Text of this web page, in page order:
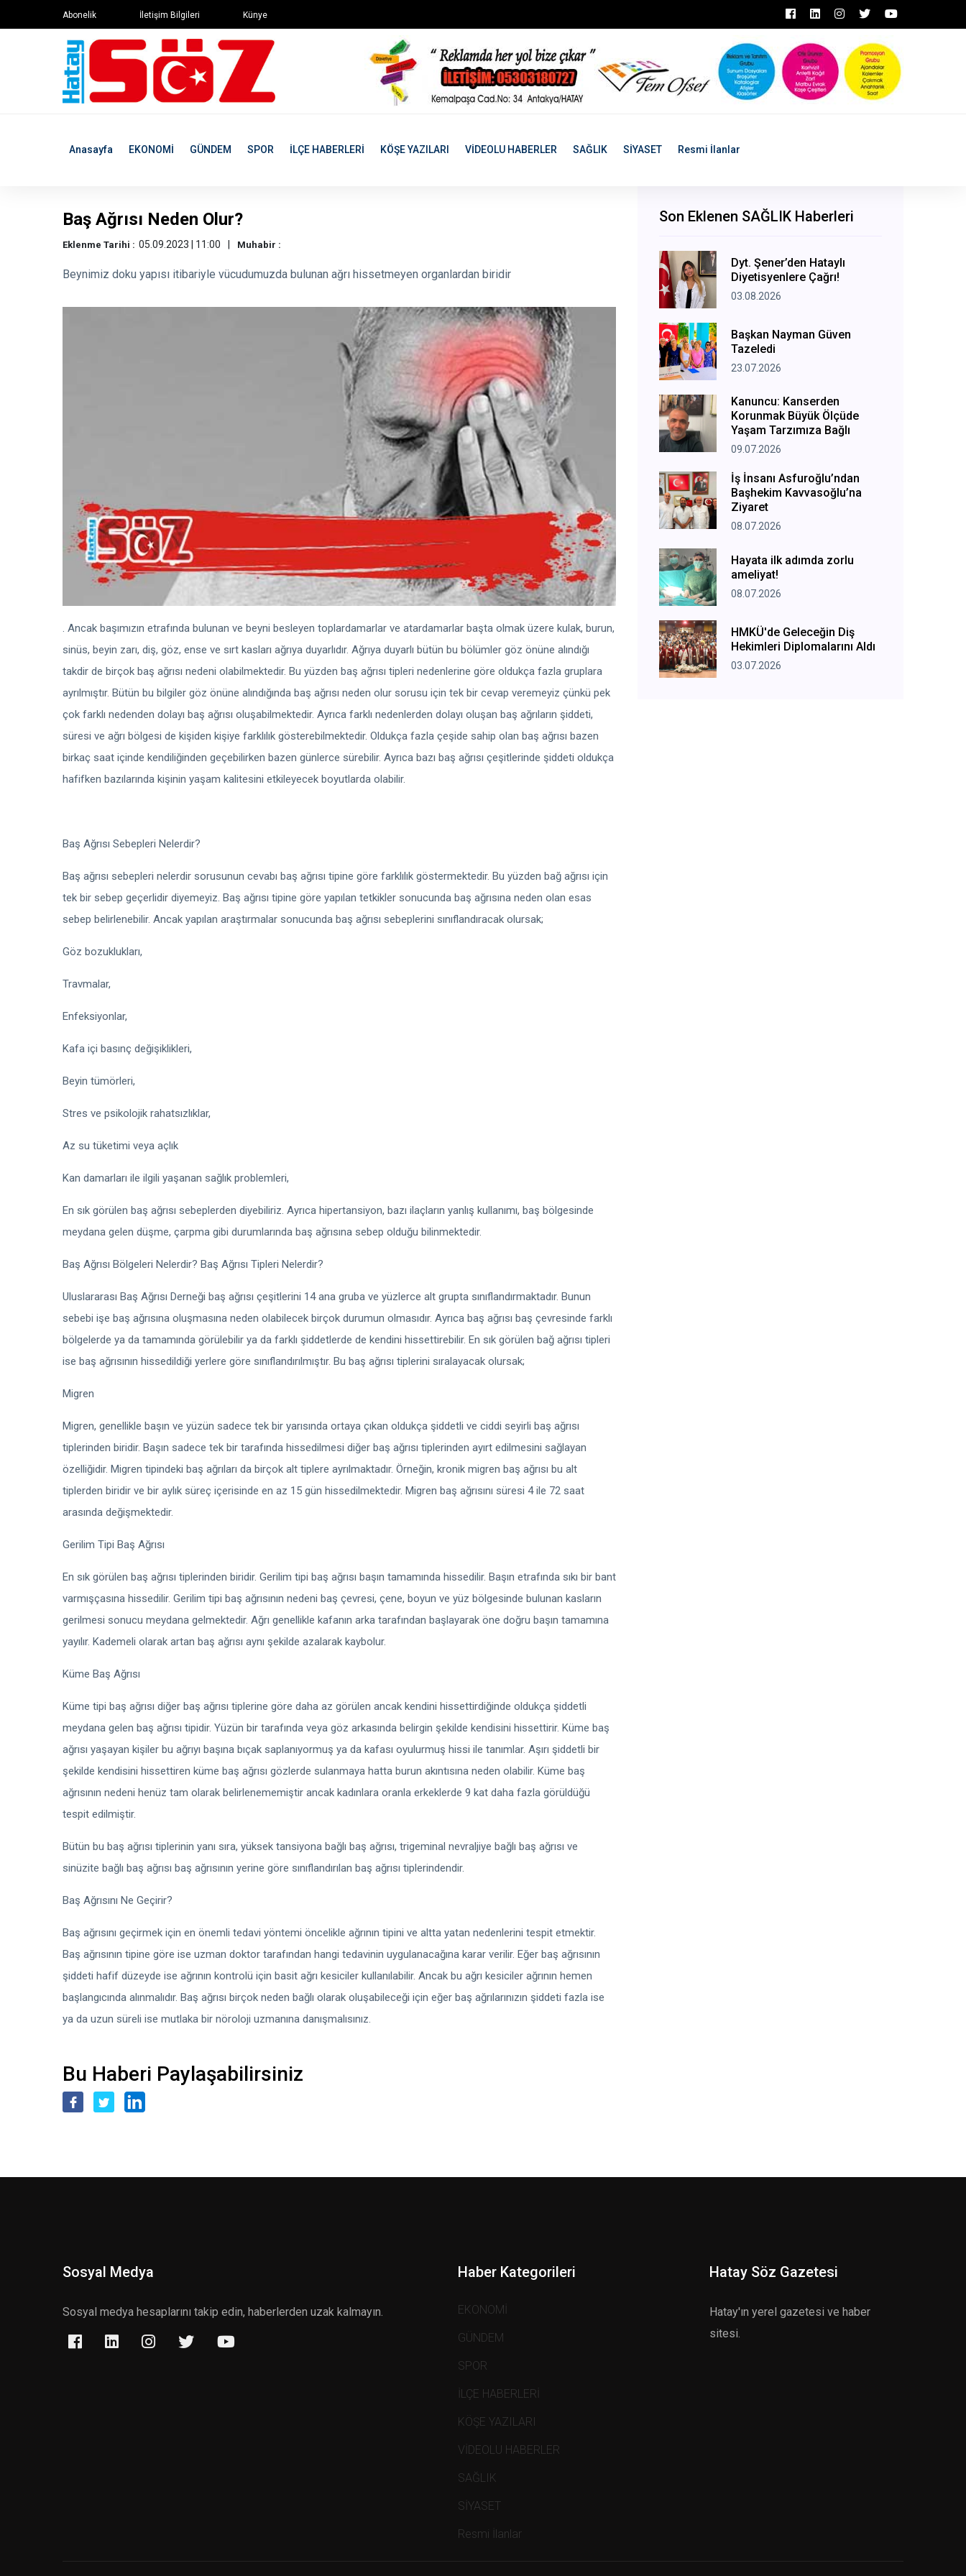
Abonelik İletişim Bilgileri Künye
Anasayfa EKONOMİ GÜNDEM SPOR İLÇE HABERLERİ KÖŞE YAZILARI VİDEOLU HABERLER SAĞLIK SİYASET Resmi İlanlar
Baş Ağrısı Neden Olur?
Eklenme Tarihi : 05.09.2023 | 11:00 Muhabir :
Beynimiz doku yapısı itibariyle vücudumuzda bulunan ağrı hissetmeyen organlardan biridir
. Ancak başımızın etrafında bulunan ve beyni besleyen toplardamarlar ve atardamarlar başta olmak üzere kulak, burun,
sinüs, beyin zarı, diş, göz, ense ve sırt kasları ağrıya duyarlıdır. Ağrıya duyarlı bütün bu bölümler göz önüne alındığı
takdir de birçok baş ağrısı nedeni olabilmektedir. Bu yüzden baş ağrısı tipleri nedenlerine göre oldukça fazla gruplara
ayrılmıştır. Bütün bu bilgiler göz önüne alındığında baş ağrısı neden olur sorusu için tek bir cevap veremeyiz çünkü pek
çok farklı nedenden dolayı baş ağrısı oluşabilmektedir. Ayrıca farklı nedenlerden dolayı oluşan baş ağrıların şiddeti,
süresi ve ağrı bölgesi de kişiden kişiye farklılık gösterebilmektedir. Oldukça fazla çeşide sahip olan baş ağrısı bazen
birkaç saat içinde kendiliğinden geçebilirken bazen günlerce sürebilir. Ayrıca bazı baş ağrısı çeşitlerinde şiddeti oldukça
hafifken bazılarında kişinin yaşam kalitesini etkileyecek boyutlarda olabilir.
Baş Ağrısı Sebepleri Nelerdir?
Baş ağrısı sebepleri nelerdir sorusunun cevabı baş ağrısı tipine göre farklılık göstermektedir. Bu yüzden bağ ağrısı için
tek bir sebep geçerlidir diyemeyiz. Baş ağrısı tipine göre yapılan tetkikler sonucunda baş ağrısına neden olan esas
sebep belirlenebilir. Ancak yapılan araştırmalar sonucunda baş ağrısı sebeplerini sınıflandıracak olursak;
Göz bozuklukları,
Travmalar,
Enfeksiyonlar,
Kafa içi basınç değişiklikleri,
Beyin tümörleri,
Stres ve psikolojik rahatsızlıklar,
Az su tüketimi veya açlık
Kan damarları ile ilgili yaşanan sağlık problemleri,
En sık görülen baş ağrısı sebeplerden diyebiliriz. Ayrıca hipertansiyon, bazı ilaçların yanlış kullanımı, baş bölgesinde
meydana gelen düşme, çarpma gibi durumlarında baş ağrısına sebep olduğu bilinmektedir.
Baş Ağrısı Bölgeleri Nelerdir? Baş Ağrısı Tipleri Nelerdir?
Uluslararası Baş Ağrısı Derneği baş ağrısı çeşitlerini 14 ana gruba ve yüzlerce alt grupta sınıflandırmaktadır. Bunun
sebebi işe baş ağrısına oluşmasına neden olabilecek birçok durumun olmasıdır. Ayrıca baş ağrısı baş çevresinde farklı
bölgelerde ya da tamamında görülebilir ya da farklı şiddetlerde de kendini hissettirebilir. En sık görülen bağ ağrısı tipleri
ise baş ağrısının hissedildiği yerlere göre sınıflandırılmıştır. Bu baş ağrısı tiplerini sıralayacak olursak;
Migren
Migren, genellikle başın ve yüzün sadece tek bir yarısında ortaya çıkan oldukça şiddetli ve ciddi seyirli baş ağrısı
tiplerinden biridir. Başın sadece tek bir tarafında hissedilmesi diğer baş ağrısı tiplerinden ayırt edilmesini sağlayan
özelliğidir. Migren tipindeki baş ağrıları da birçok alt tiplere ayrılmaktadır. Örneğin, kronik migren baş ağrısı bu alt
tiplerden biridir ve bir aylık süreç içerisinde en az 15 gün hissedilmektedir. Migren baş ağrısını süresi 4 ile 72 saat
arasında değişmektedir.
Gerilim Tipi Baş Ağrısı
En sık görülen baş ağrısı tiplerinden biridir. Gerilim tipi baş ağrısı başın tamamında hissedilir. Başın etrafında sıkı bir bant
varmışçasına hissedilir. Gerilim tipi baş ağrısının nedeni baş çevresi, çene, boyun ve yüz bölgesinde bulunan kasların
gerilmesi sonucu meydana gelmektedir. Ağrı genellikle kafanın arka tarafından başlayarak öne doğru başın tamamına
yayılır. Kademeli olarak artan baş ağrısı aynı şekilde azalarak kaybolur.
Küme Baş Ağrısı
Küme tipi baş ağrısı diğer baş ağrısı tiplerine göre daha az görülen ancak kendini hissettirdiğinde oldukça şiddetli
meydana gelen baş ağrısı tipidir. Yüzün bir tarafında veya göz arkasında belirgin şekilde kendisini hissettirir. Küme baş
ağrısı yaşayan kişiler bu ağrıyı başına bıçak saplanıyormuş ya da kafası oyulurmuş hissi ile tanımlar. Aşırı şiddetli bir
şekilde kendisini hissettiren küme baş ağrısı gözlerde sulanmaya hatta burun akıntısına neden olabilir. Küme baş
ağrısının nedeni henüz tam olarak belirlenememiştir ancak kadınlara oranla erkeklerde 9 kat daha fazla görüldüğü
tespit edilmiştir.
Bütün bu baş ağrısı tiplerinin yanı sıra, yüksek tansiyona bağlı baş ağrısı, trigeminal nevraljiye bağlı baş ağrısı ve
sinüzite bağlı baş ağrısı baş ağrısının yerine göre sınıflandırılan baş ağrısı tiplerindendir.
Baş Ağrısını Ne Geçirir?
Baş ağrısını geçirmek için en önemli tedavi yöntemi öncelikle ağrının tipini ve altta yatan nedenlerini tespit etmektir.
Baş ağrısının tipine göre ise uzman doktor tarafından hangi tedavinin uygulanacağına karar verilir. Eğer baş ağrısının
şiddeti hafif düzeyde ise ağrının kontrolü için basit ağrı kesiciler kullanılabilir. Ancak bu ağrı kesiciler ağrının hemen
başlangıcında alınmalıdır. Baş ağrısı birçok neden bağlı olarak oluşabileceği için eğer baş ağrılarınızın şiddeti fazla ise
ya da uzun süreli ise mutlaka bir nöroloji uzmanına danışmalısınız.
Bu Haberi Paylaşabilirsiniz
Son Eklenen SAĞLIK Haberleri
Dyt. Şener’den Hataylı
Diyetisyenlere Çağrı!
03.08.2026
Başkan Nayman Güven
Tazeledi
23.07.2026
Kanuncu: Kanserden
Korunmak Büyük Ölçüde
Yaşam Tarzımıza Bağlı
09.07.2026
İş İnsanı Asfuroğlu’ndan
Başhekim Kavvasoğlu’na
Ziyaret
08.07.2026
Hayata ilk adımda zorlu
ameliyat!
08.07.2026
HMKÜ'de Geleceğin Diş
Hekimleri Diplomalarını Aldı
03.07.2026
Sosyal Medya
Sosyal medya hesaplarını takip edin, haberlerden uzak kalmayın.
Haber Kategorileri
EKONOMİ
GÜNDEM
SPOR
İLÇE HABERLERİ
KÖŞE YAZILARI
VİDEOLU HABERLER
SAĞLIK
SİYASET
Resmi İlanlar
Hatay Söz Gazetesi
Hatay'ın yerel gazetesi ve haber
sitesi.